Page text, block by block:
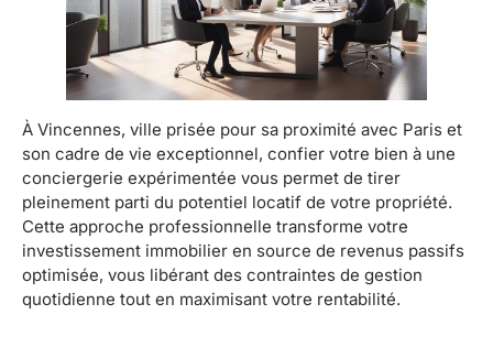
À Vincennes, ville prisée pour sa proximité avec Paris et
son cadre de vie exceptionnel, confier votre bien à une
conciergerie expérimentée vous permet de tirer
pleinement parti du potentiel locatif de votre propriété.
Cette approche professionnelle transforme votre
investissement immobilier en source de revenus passifs
optimisée, vous libérant des contraintes de gestion
quotidienne tout en maximisant votre rentabilité.